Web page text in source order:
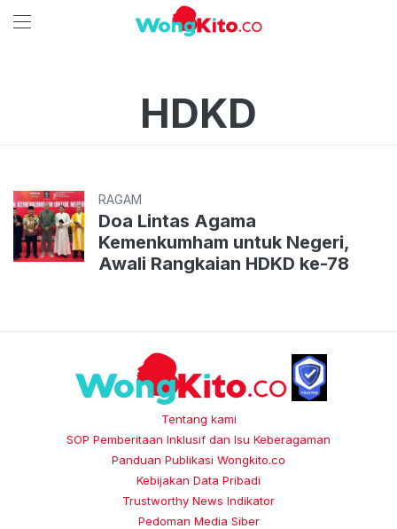
HDKD
RAGAM
Doa Lintas Agama
Kemenkumham untuk Negeri,
Awali Rangkaian HDKD ke-78
Tentang kami
SOP Pemberitaan Inklusif dan Isu Keberagaman
Panduan Publikasi Wongkito.co
Kebijakan Data Pribadi
Trustworthy News Indikator
Pedoman Media Siber